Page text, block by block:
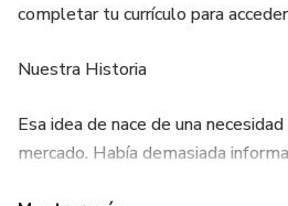
completar tu currículo para
Nuestra Historia
Esa idea de nace de una
mercado. Había demasiada